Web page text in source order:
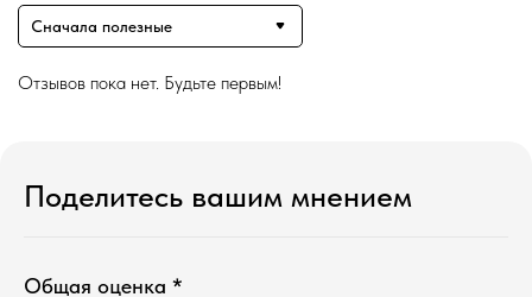
Сначала полезные
Отзывов пока нет. Будьте первым!
Поделитесь вашим мнением
Общая оценка *